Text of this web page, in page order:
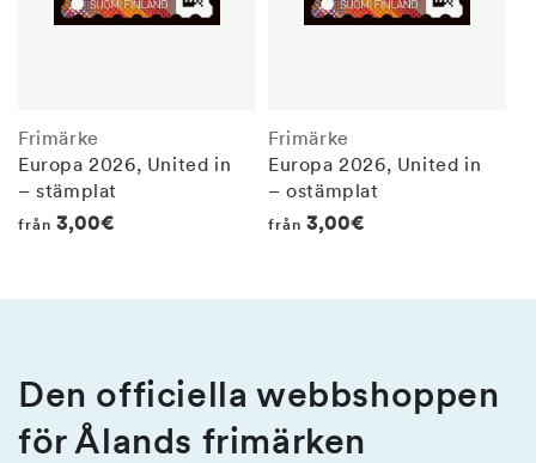
Frimärke
Europa 2026, United in
– stämplat
Regular
från 3,00€
Frimärke
Europa 2026, United in
– ostämplat
Regular
från 3,00€
Den officiella webbshoppen
för Ålands frimärken